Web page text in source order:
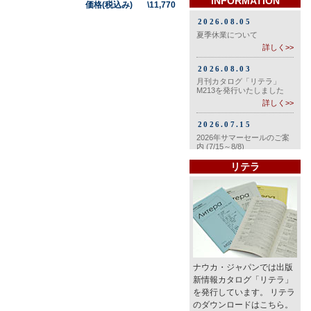
価格(税込み) \11,770
リテラ
ナウカ・ジャパンでは出版
新情報カタログ「リテラ」
を発行しています。 リテラ
のダウンロードはこちら。